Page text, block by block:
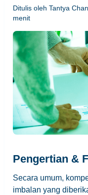
Ditulis oleh Tantya
menit
Pengertian &
Secara umum,
imbalan yang